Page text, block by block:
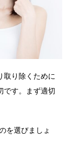
取り除くために
です。まず適切
を選びましょ